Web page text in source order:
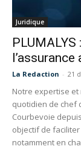
Juridique
La Redaction - 21
Notre expertise
quotidien de chef
Courbevoie
objectif de
notamment en